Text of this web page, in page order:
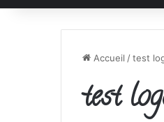
Accueil /test
test